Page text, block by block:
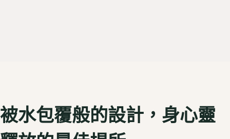
被水包覆般的設計，身心靈